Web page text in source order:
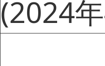
(2024